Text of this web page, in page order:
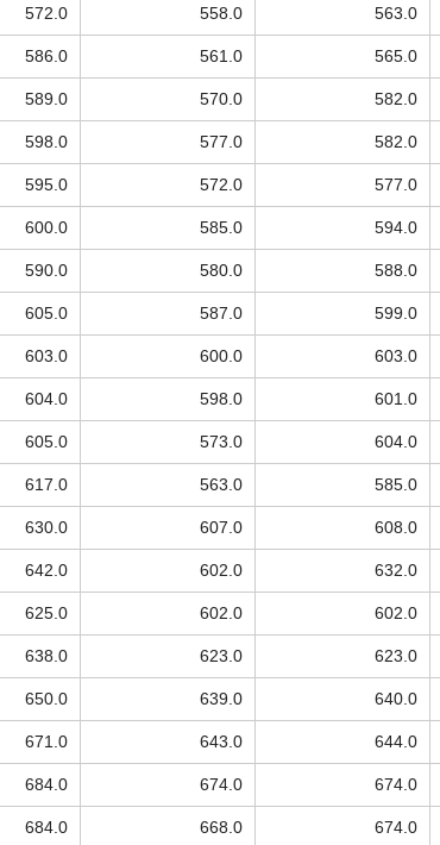
572.0 558.0 563.0
586.0 561.0 565.0
589.0 570.0 582.0
598.0 577.0 582.0
595.0 572.0 577.0
600.0 585.0 594.0
590.0 580.0 588.0
605.0 587.0 599.0
603.0 600.0 603.0
604.0 598.0 601.0
605.0 573.0 604.0
617.0 563.0 585.0
630.0 607.0 608.0
642.0 602.0 632.0
625.0 602.0 602.0
638.0 623.0 623.0
650.0 639.0 640.0
671.0 643.0 644.0
684.0 674.0 674.0
684.0 668.0 674.0